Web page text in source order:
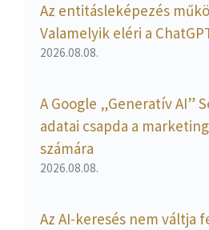
Az entitásleképezés
Valamelyik eléri a
2026.08.08.
A Google „Generatív AI”
adatai csapda a
számára
2026.08.08.
Az AI-keresés nem váltja